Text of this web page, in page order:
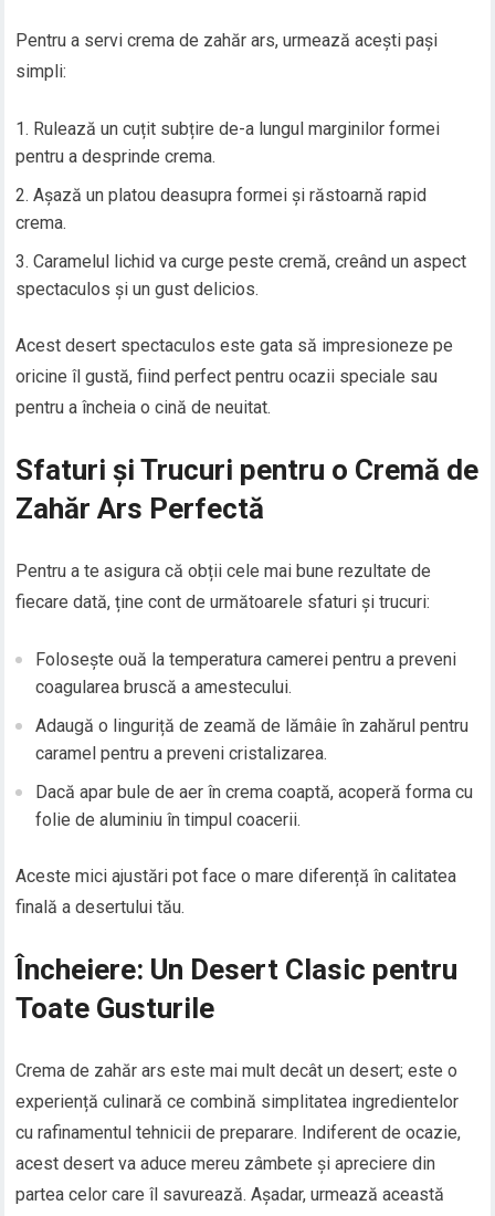
Pentru a servi crema de zahăr ars, urmează acești pași
simpli:
Rulează un cuțit subțire de-a lungul marginilor formei
pentru a desprinde crema.
Așază un platou deasupra formei și răstoarnă rapid
crema.
Caramelul lichid va curge peste cremă, creând un aspect
spectaculos și un gust delicios.
Acest desert spectaculos este gata să impresioneze pe
oricine îl gustă, fiind perfect pentru ocazii speciale sau
pentru a încheia o cină de neuitat.
Sfaturi și Trucuri pentru o Cremă de
Zahăr Ars Perfectă
Pentru a te asigura că obții cele mai bune rezultate de
fiecare dată, ține cont de următoarele sfaturi și trucuri:
Folosește ouă la temperatura camerei pentru a preveni
coagularea bruscă a amestecului.
Adaugă o linguriță de zeamă de lămâie în zahărul pentru
caramel pentru a preveni cristalizarea.
Dacă apar bule de aer în crema coaptă, acoperă forma cu
folie de aluminiu în timpul coacerii.
Aceste mici ajustări pot face o mare diferență în calitatea
finală a desertului tău.
Încheiere: Un Desert Clasic pentru
Toate Gusturile
Crema de zahăr ars este mai mult decât un desert; este o
experiență culinară ce combină simplitatea ingredientelor
cu rafinamentul tehnicii de preparare. Indiferent de ocazie,
acest desert va aduce mereu zâmbete și apreciere din
partea celor care îl savurează. Așadar, urmează această